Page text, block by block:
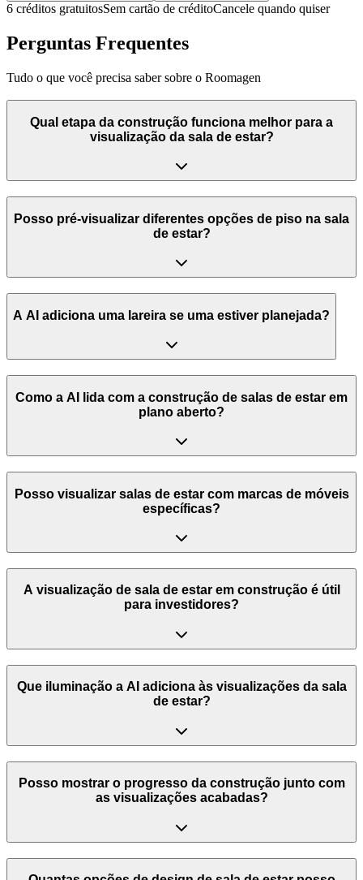
6 créditos gratuitosSem cartão de créditoCancele quando quiser
Perguntas Frequentes
Tudo o que você precisa saber sobre o Roomagen
Qual etapa da construção funciona melhor para a
visualização da sala de estar?
Posso pré-visualizar diferentes opções de piso na sala
de estar?
A AI adiciona uma lareira se uma estiver planejada?
Como a AI lida com a construção de salas de estar em
plano aberto?
Posso visualizar salas de estar com marcas de móveis
específicas?
A visualização de sala de estar em construção é útil
para investidores?
Que iluminação a AI adiciona às visualizações da sala
de estar?
Posso mostrar o progresso da construção junto com
as visualizações acabadas?